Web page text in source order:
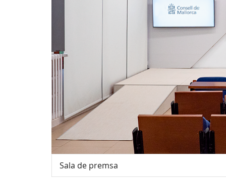
Sala de premsa